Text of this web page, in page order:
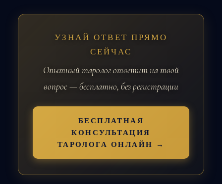
УЗНАЙ ОТВЕТ ПРЯМО
СЕЙЧАС
Опытный таролог ответит на твой
вопрос — бесплатно, без регистрации
БЕСПЛАТНАЯ
КОНСУЛЬТАЦИЯ
ТАРОЛОГА ОНЛАЙН →